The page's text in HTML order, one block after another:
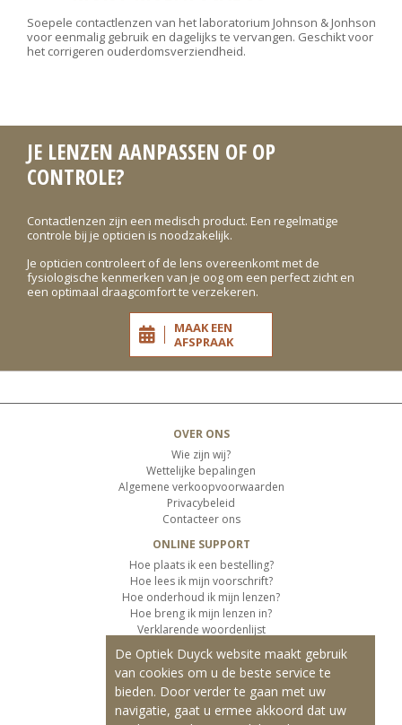
Soepele contactlenzen van het laboratorium Johnson & Jonhson
voor eenmalig gebruik en dagelijks te vervangen. Geschikt voor
het corrigeren ouderdomsverziendheid.
JE LENZEN AANPASSEN OF OP
CONTROLE?
Contactlenzen zijn een medisch product. Een regelmatige
controle bij je opticien is noodzakelijk.
Je opticien controleert of de lens overeenkomt met de
fysiologische kenmerken van je oog om een perfect zicht en
een optimaal draagcomfort te verzekeren.
MAAK EEN
AFSPRAAK
OVER ONS
Wie zijn wij?
Wettelijke bepalingen
Algemene verkoopvoorwaarden
Privacybeleid
Contacteer ons
ONLINE SUPPORT
Hoe plaats ik een bestelling?
Hoe lees ik mijn voorschrift?
Hoe onderhoud ik mijn lenzen?
Hoe breng ik mijn lenzen in?
Verklarende woordenlijst
KLANTENSERVICE
Informatie over de levering
Informatie over de betaling
Retourvoorwaarden
De Optiek Duyck website maakt gebruik
van cookies om u de beste service te
bieden. Door verder te gaan met uw
navigatie, gaat u ermee akkoord dat uw